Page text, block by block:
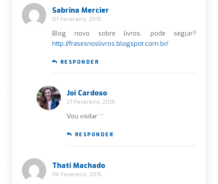
Sabrina Mercier
07 Fevereiro, 2015
Blog novo sobre livros, pode seguir?
http://frasesnoslivros.blogspot.com.br/
RESPONDER
Joi Cardoso
27 Fevereiro, 2015
Vou visitar ^^
RESPONDER
Thati Machado
06 Fevereiro, 2015